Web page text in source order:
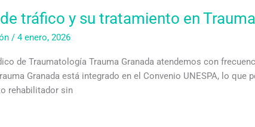
tráfico y su tratamiento en
/4 enero, 2026
de Traumatología Trauma Granada atendemos con
Granada está integrado en el Convenio UNESPA, lo
rehabilitador sin